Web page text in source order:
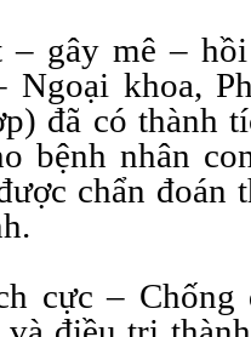
– gây mê –
khoa,
đã có thành
bệnh nhân
chẩn đoán
cực – Chống